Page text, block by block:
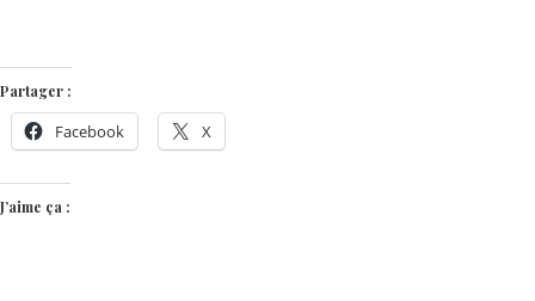
Partager :
Facebook X
J’aime ça :